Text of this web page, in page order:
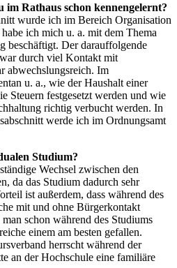
im Rathaus schon kennengelernt?
wurde ich im Bereich Organisation
ich mich u. a. mit dem Thema
beschäftigt. Der darauffolgende
durch viel Kontakt mit
abwechslungsreich. Im
u. a., wie der Haushalt einer
Steuern festgesetzt werden und wie
richtig verbucht werden. In
werde ich im Ordnungsamt
Studium?
Wechsel zwischen den
da das Studium dadurch sehr
ist außerdem, dass während des
mit und ohne Bürgerkontakt
schon während des Studiums
einem am besten gefallen.
herrscht während der
an der Hochschule eine familiäre